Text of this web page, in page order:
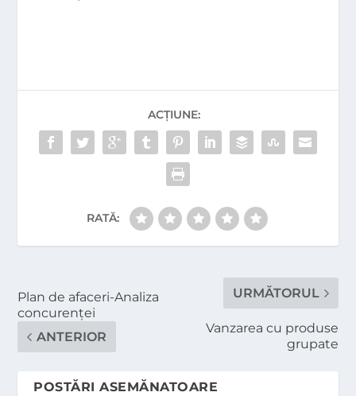
ACȚIUNE:
RATĂ:
Plan de afaceri-Analiza
concurenţei
ANTERIOR
URMĂTORUL
Vanzarea cu produse
grupate
POSTĂRI ASEMĂNATOARE